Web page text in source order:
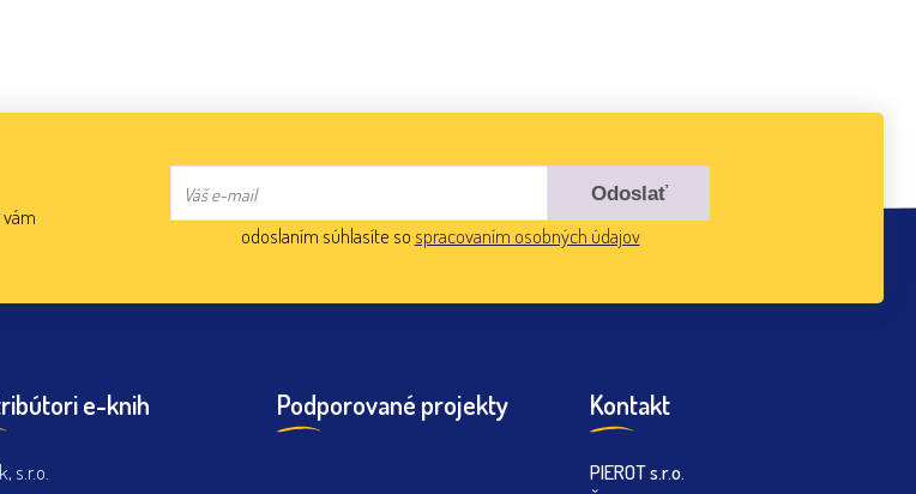
odoslaním súhlasíte so spracovaním osobných údajov
e-knih
s.r.o.
Podporované projekty Kontakt
PIEROT s.r.o.